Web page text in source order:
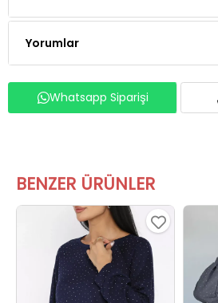
Yorumlar